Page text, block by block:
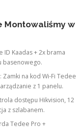
Montowaliśmy w
ID Kaadas + 2x brama
basenowego.
: Zamki na kod Wi-Fi Tedee
z 1 panelu.
dostępu Hikvision, 12
z szlabanem.
Tedee Pro +